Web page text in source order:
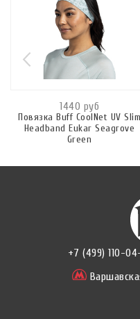
1440 руб
Повязка Buff CoolNet UV Slim
Headband Eukar Seagrove
Green
+7 (499) 110-